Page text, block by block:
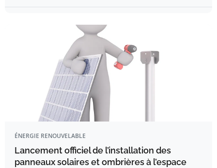
ÉNERGIE RENOUVELABLE
Lancement officiel de l’installation des
panneaux solaires et ombrières à l’espace